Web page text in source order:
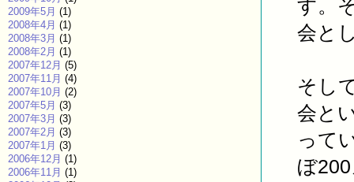
す。
会と
そし
会と
って
ぼ
2009年5月 (1)
2008年4月 (1)
2008年3月 (1)
2008年2月 (1)
2007年12月 (5)
2007年11月 (4)
2007年10月 (2)
2007年5月 (3)
2007年3月 (3)
2007年2月 (3)
2007年1月 (3)
2006年12月 (1)
2006年11月 (1)